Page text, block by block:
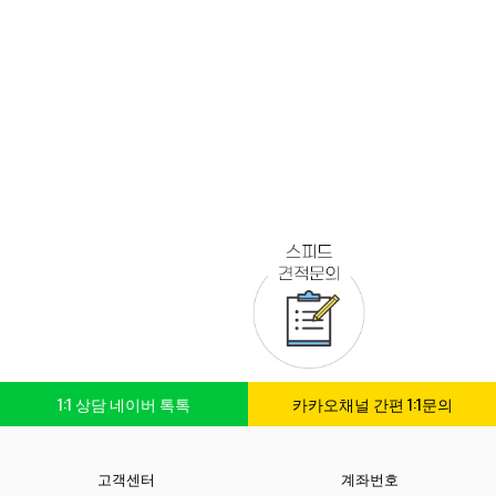
1:1 상담 네이버 톡톡 카카오채널 간편 1:1문의
고객센터
계좌번호